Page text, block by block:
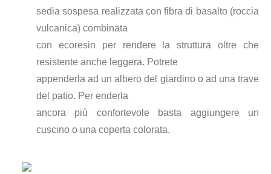
sedia sospesa realizzata con fibra di basalto (roccia
vulcanica) combinata
con ecoresin per rendere la struttura oltre che
resistente anche leggera. Potrete
appenderla ad un albero del giardino o ad una trave
del patio. Per enderla
ancora più confortevole basta aggiungere un
cuscino o una coperta colorata.